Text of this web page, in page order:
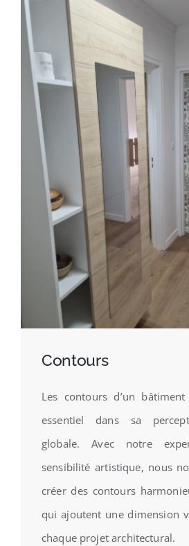
Contours
Les contours d’un
essentiel dans sa
globale. Avec notre
sensibilité artistique, nous
créer des contours
qui ajoutent une dimension
chaque projet architectural.